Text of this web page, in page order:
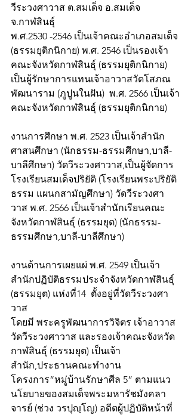
วีระวงศาวาส ต.สมเด็จ อ.สมเด็จ
จ.กาฬสินธุ์
พ.ศ.2530 -2546 เป็นเจ้าคณะอำเภอสมเด็จ
(ธรรมยุติกนิกาย) พ.ศ. 2546 เป็นรองเจ้า
คณะจังหวัดกาฬสินธุ์ (ธรรมยุติกนิกาย)
เป็นผู้รักษาการแทนเจ้าอาวาสวัดโสภณ
พัฒนาราม (ภูปูนในฝัน)  พ.ศ. 2566 เป็นเจ้า
คณะจังหวัดกาฬสินธุ์ (ธรรมยุติกนิกาย)
งานการศึกษา พ.ศ. 2523 เป็นเจ้าสำนัก
ศาสนศึกษา (นักธรรม-ธรรมศึกษา,บาลี-
บาลีศึกษา) วัดวีระวงศาวาส,เป็นผู้จัดการ
โรงเรียนสมเด็จปริยัติ (โรงเรียนพระปริยัติ
ธรรม แผนกสามัญศึกษา) วัดวีระวงศา
วาส พ.ศ. 2566 เป็นเจ้าสำนักเรียนคณะ
จังหวัดกาฬสินธุ์ (ธรรมยุต) (นักธรรม-
ธรรมศึกษา,บาลี-บาลีศึกษา)
งานด้านการเผยแผ่ พ.ศ. 2549 เป็นเจ้า
สำนักปฏิบัติธรรมประจำจังหวัดกาฬสินธุ์
(ธรรมยุต) แห่งที่14  ตั้งอยู่ที่วัดวีระวงศา
วาส
โดยมี พระครูพัฒนาการวิจิตร เจ้าอาวาส
วัดวีระวงศาวาส และรองเจ้าคณะจังหวัด
กาฬสินธุ์ (ธรรมยุต) เป็นเจ้า
สำนัก,ประธานคณะทำงาน
โครงการ“หมู่บ้านรักษาศีล 5” ตามแนว
นโยบายของสมเด็จพระมหารัชมังคลา
จารย์ (ช่วง วรปุญฺโญ) อดีตผู้ปฏิบัติหน้าที่